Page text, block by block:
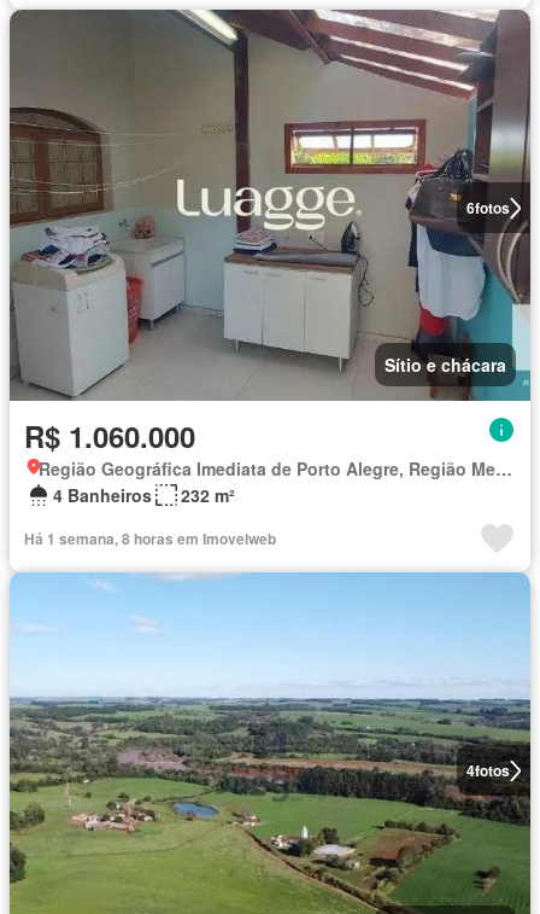
6fotos
Sítio e chácara
R$ 1.060.000
Região Geográfica Imediata de Porto Alegre, Região Metropolitana de Porto Alegre
4 Banheiros
232 m²
Há 1 semana, 8 horas em Imovelweb
4fotos